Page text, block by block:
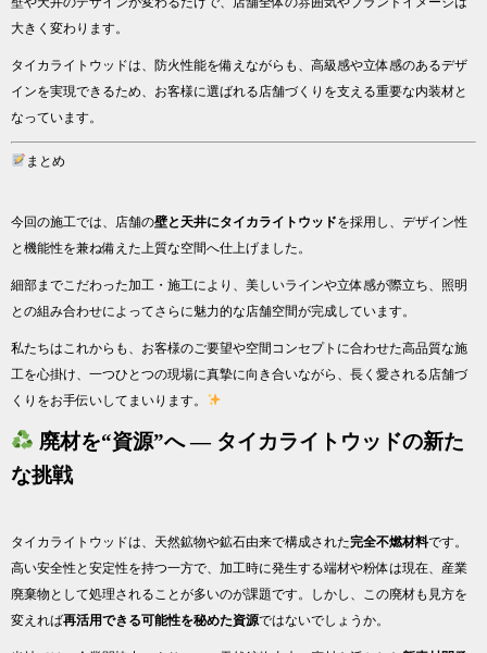
大きく変わります。
タイカライトウッドは、防火性能を備えながらも、高級感や立体感のあるデザ
インを実現できるため、お客様に選ばれる店舗づくりを支える重要な内装材と
なっています。
まとめ
今回の施工では、店舗の壁と天井にタイカライトウッドを採用し、デザイン性
と機能性を兼ね備えた上質な空間へ仕上げました。
細部までこだわった加工・施工により、美しいラインや立体感が際立ち、照明
との組み合わせによってさらに魅力的な店舗空間が完成しています。
私たちはこれからも、お客様のご要望や空間コンセプトに合わせた高品質な施
工を心掛け、一つひとつの現場に真摯に向き合いながら、長く愛される店舗づ
くりをお手伝いしてまいります。
廃材を“資源”へ ― タイカライトウッドの新た
な挑戦
タイカライトウッドは、天然鉱物や鉱石由来で構成された完全不燃材料です。
高い安全性と安定性を持つ一方で、加工時に発生する端材や粉体は現在、産業
廃棄物として処理されることが多いのが課題です。しかし、この廃材も見方を
変えれば再活用できる可能性を秘めた資源ではないでしょうか。